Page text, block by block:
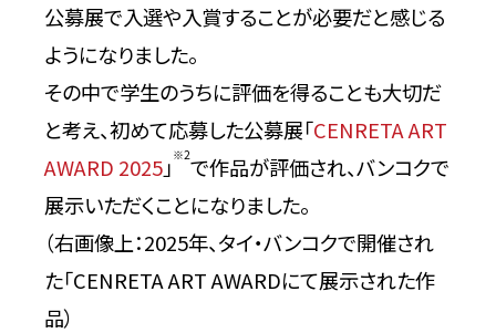
公募展で入選や入賞することが必要だと感じる
ようになりました。
その中で学生のうちに評価を得ることも大切だ
と考え、初めて応募した公募展「CENRETA ART
AWARD 2025」 ※2で作品が評価され、バンコクで
展示いただくことになりました。
（右画像上：2025年、タイ・バンコクで開催され
た「CENRETA ART AWARDにて展示された作
品）